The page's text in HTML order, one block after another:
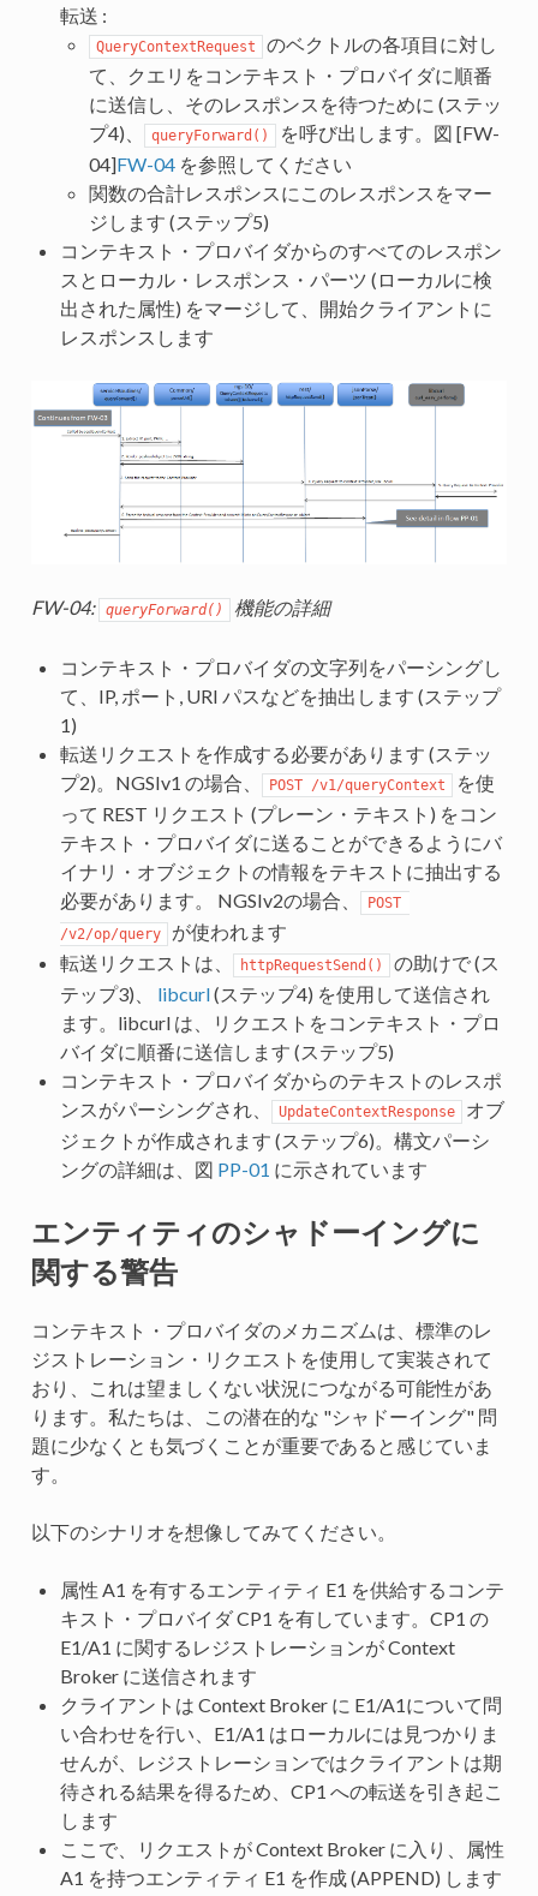
転送 :
QueryContextRequest
のベクトルの各項目に対し
て、クエリをコンテキスト・プロバイダに順番
に送信し、そのレスポンスを待つために (ステッ
プ4)、
queryForward()
を呼び出します。図 [FW-
04]FW-04を参照してください
関数の合計レスポンスにこのレスポンスをマー
ジします (ステップ5)
コンテキスト・プロバイダからのすべてのレスポン
スとローカル・レスポンス・パーツ (ローカルに検
出された属性) をマージして、開始クライアントに
レスポンスします
FW-04: queryForward() 機能の詳細
コンテキスト・プロバイダの文字列をパーシングし
て、IP, ポート, URI パスなどを抽出します (ステップ
1)
転送リクエストを作成する必要があります (ステッ
プ2)。NGSIv1 の場合、
POST /v1/queryContext
を使
って REST リクエスト (プレーン・テキスト) をコン
テキスト・プロバイダに送ることができるようにバ
イナリ・オブジェクトの情報をテキストに抽出する
必要があります。 NGSIv2の場合、
POST
/v2/op/query
が使われます
転送リクエストは、
httpRequestSend()
の助けで (ス
テップ3)、 libcurl(ステップ4) を使用して送信され
ます。libcurl は、リクエストをコンテキスト・プロ
バイダに順番に送信します (ステップ5)
コンテキスト・プロバイダからのテキストのレスポ
ンスがパーシングされ、
UpdateContextResponse
オブ
ジェクトが作成されます (ステップ6)。構文パーシ
ングの詳細は、図 PP-01 に示されています
エンティティのシャドーイングに
関する警告
コンテキスト・プロバイダのメカニズムは、標準のレ
ジストレーション・リクエストを使用して実装されて
おり、これは望ましくない状況につながる可能性があ
ります。私たちは、この潜在的な "シャドーイング" 問
題に少なくとも気づくことが重要であると感じていま
す。
以下のシナリオを想像してみてください。
属性 A1 を有するエンティティ E1 を供給するコンテ
キスト・プロバイダ CP1 を有しています。CP1 の
E1/A1 に関するレジストレーションが Context
Broker に送信されます
クライアントは Context Broker に E1/A1について問
い合わせを行い、E1/A1 はローカルには見つかりま
せんが、レジストレーションではクライアントは期
待される結果を得るため、CP1 への転送を引き起こ
します
ここで、リクエストが Context Broker に入り、属性
A1 を持つエンティティ E1 を作成 (APPEND) します